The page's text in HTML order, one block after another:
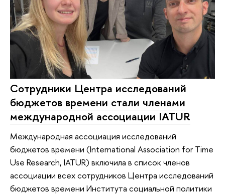
Сотрудники Центра исследований
бюджетов времени стали членами
международной ассоциации IATUR
Международная ассоциация исследований
бюджетов времени (International Association for Time
Use Research, IATUR) включила в список членов
ассоциации всех сотрудников Центра исследований
бюджетов времени Института социальной политики